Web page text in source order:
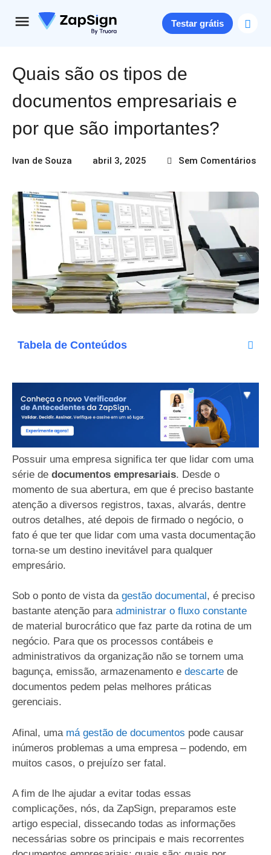
Testar grátis
Quais são os tipos de
documentos empresariais e
por que são importantes?
Ivan de Souza abril 3, 2025 Sem Comentários
Tabela de Conteúdos
Possuir uma empresa significa ter que lidar com uma
série de documentos empresariais. Desde o
momento de sua abertura, em que é preciso bastante
atenção a diversos registros, taxas, alvarás, dentre
outros detalhes, até depois de firmado o negócio, o
fato é que ter que lidar com uma vasta documentação
torna-se um destino inevitável para qualquer
empresário.
Sob o ponto de vista dagestão documental , é preciso
bastante atenção para administrar o fluxo constante
de material burocrático que faz parte da rotina de um
negócio. Para que os processos contábeis e
administrativos da organização não se tornem uma
bagunça, emissão, armazenamento e descarte de
documentos pedem pelas melhores práticas
gerenciais.
Afinal, uma má gestão de documentos pode causar
inúmeros problemas a uma empresa – podendo, em
muitos casos, o prejuízo ser fatal.
A fim de lhe ajudar a evitar todas essas
complicações, nós, da ZapSign, preparamos este
artigo especial, dissecando todas as informações
necessárias sobre os principais e mais recorrentes